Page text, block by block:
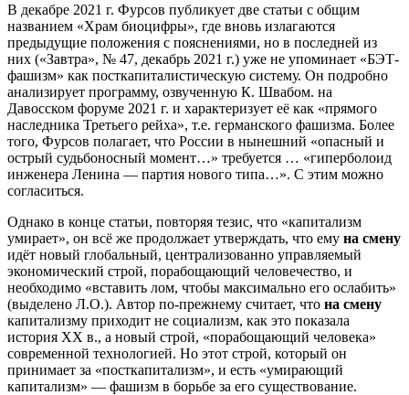
В декабре 2021 г. Фурсов публикует две статьи с общим
названием «Храм биоцифры», где вновь излагаются
предыдущие положения с пояснениями, но в последней из
них («Завтра», № 47, декабрь 2021 г.) уже не упоминает «БЭТ-
фашизм» как посткапиталистическую систему. Он подробно
анализирует программу, озвученную К. Швабом. на
Давосском форуме 2021 г. и характеризует её как «прямого
наследника Третьего рейха», т.е. германского фашизма. Более
того, Фурсов полагает, что России в нынешний «опасный и
острый судьбоносный момент…» требуется … «гиперболоид
инженера Ленина — партия нового типа…». С этим можно
согласиться.
Однако в конце статьи, повторяя тезис, что «капитализм
умирает», он всё же продолжает утверждать, что ему на смену
идёт новый глобальный, централизованно управляемый
экономический строй, порабощающий человечество, и
необходимо «вставить лом, чтобы максимально его ослабить»
(выделено Л.О.). Автор по-прежнему считает, что на смену
капитализму приходит не социализм, как это показала
история XX в., а новый строй, «порабощающий человека»
современной технологией. Но этот строй, который он
принимает за «посткапитализм», и есть «умирающий
капитализм» — фашизм в борьбе за его существование.